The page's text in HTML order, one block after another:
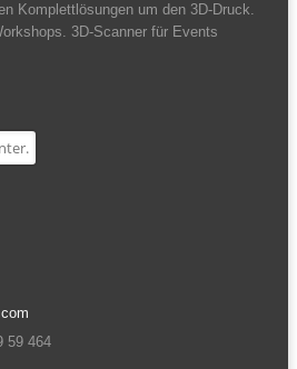
Komplettlösungen um den 3D-Druck.
3D-Scanner für Events
59 464